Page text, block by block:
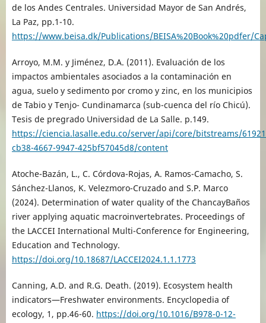
de los Andes Centrales. Universidad Mayor de San Andrés,
La Paz, pp.1-10.
https://www.beisa.dk/Publications/BEISA%20Book%20pdfer/
Arroyo, M.M. y Jiménez, D.A. (2011). Evaluación de los
impactos ambientales asociados a la contaminación en
agua, suelo y sedimento por cromo y zinc, en los municipios
de Tabio y Tenjo- Cundinamarca (sub-cuenca del río Chicú).
Tesis de pregrado Universidad de La Salle. p.149.
https://ciencia.lasalle.edu.co/server/api/core/bitstreams/
cb38-4667-9947-425bf57045d8/content
Atoche-Bazán, L., C. Córdova-Rojas, A. Ramos-Camacho, S.
Sánchez-Llanos, K. Velezmoro-Cruzado and S.P. Marco
(2024). Determination of water quality of the ChancayBaños
river applying aquatic macroinvertebrates. Proceedings of
the LACCEI International Multi-Conference for Engineering,
Education and Technology.
https://doi.org/10.18687/LACCEI2024.1.1.1773
Canning, A.D. and R.G. Death. (2019). Ecosystem health
indicators—Freshwater environments. Encyclopedia of
ecology, 1, pp.46-60. https://doi.org/10.1016/B978-0-12-